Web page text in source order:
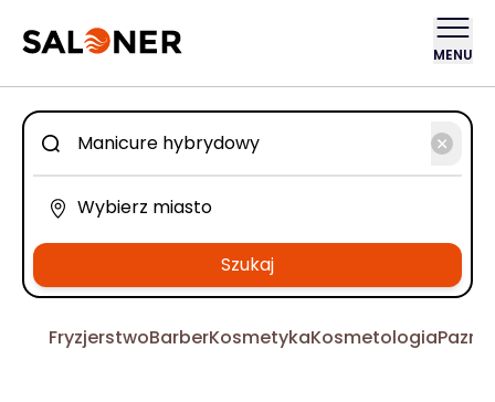
MENU
Szukaj
FryzjerstwoBarberKosmetykaKosmetologia